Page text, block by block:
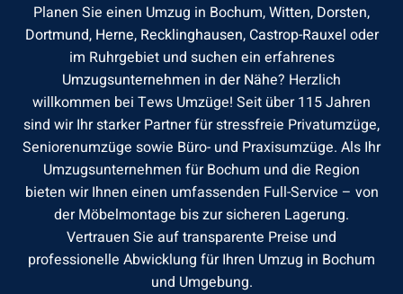
Planen Sie einen Umzug in Bochum,Witten, Dorsten,
Dortmund, Herne, Recklinghausen, Castrop-Rauxel oder
im Ruhrgebiet und suchen ein erfahrenes
Umzugsunternehmen in der Nähe? Herzlich
willkommen bei Tews Umzüge! Seit über 115 Jahren
sind wir Ihr starker Partner für stressfreie Privatumzüge,
Seniorenumzüge sowie Büro- und Praxisumzüge. Als Ihr
Umzugsunternehmen für Bochum und die Region
bieten wir Ihnen einen umfassenden Full-Service – von
der Möbelmontage bis zur sicheren Lagerung.
Vertrauen Sie auf transparente Preise und
professionelle Abwicklung für Ihren Umzug in Bochum
und Umgebung.